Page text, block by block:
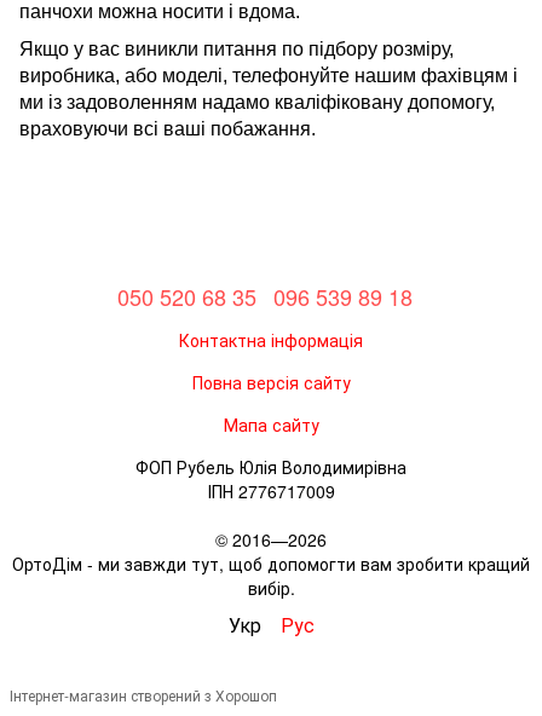
панчохи можна носити і вдома.
Якщо у вас виникли питання по підбору розміру,
виробника, або моделі, телефонуйте нашим фахівцям і
ми із задоволенням надамо кваліфіковану допомогу,
враховуючи всі ваші побажання.
050 520 68 35 096 539 89 18
Контактна інформація
Повна версія сайту
Мапа сайту
ФОП Рубель Юлія Володимирівна
ІПН 2776717009
© 2016—2026
ОртоДім - ми завжди тут, щоб допомогти вам зробити кращий
вибір.
Укр Рус
Інтернет-магазин створений з Хорошоп